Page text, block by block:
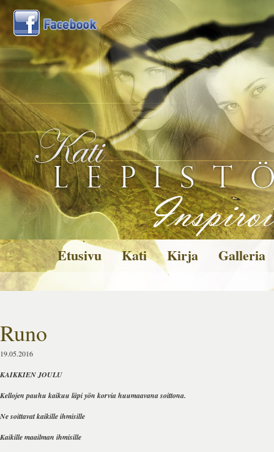
Etusivu Kati Kirja Galleria
Runo
19.05.2016
KAIKKIEN JOULU
Kellojen pauhu kaikuu läpi yön korvia huumaavana soittona.
Ne soittavat kaikille ihmisille
Kaikille maailman ihmisille